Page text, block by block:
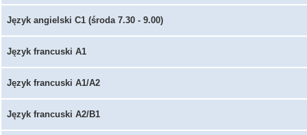
Język angielski C1 (środa 7.30 - 9.00)
Język francuski A1
Język francuski A1/A2
Język francuski A2/B1